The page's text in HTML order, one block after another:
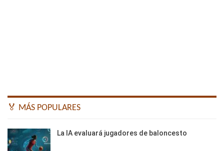
🏅 MÁS POPULARES
La IA evaluará jugadores de baloncesto